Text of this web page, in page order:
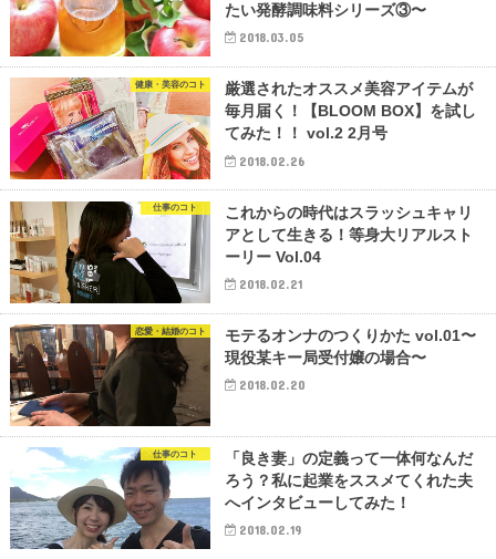
たい発酵調味料シリーズ③〜
2018.03.05
健康・美容のコト
厳選されたオススメ美容アイテムが
毎月届く！【BLOOM BOX】を試し
てみた！！ vol.2 2月号
2018.02.26
仕事のコト
これからの時代はスラッシュキャリ
アとして生きる！等身大リアルスト
ーリー Vol.04
2018.02.21
恋愛・結婚のコト
モテるオンナのつくりかた vol.01〜
現役某キー局受付嬢の場合〜
2018.02.20
仕事のコト
「良き妻」の定義って一体何なんだ
ろう？私に起業をススメてくれた夫
へインタビューしてみた！
2018.02.19